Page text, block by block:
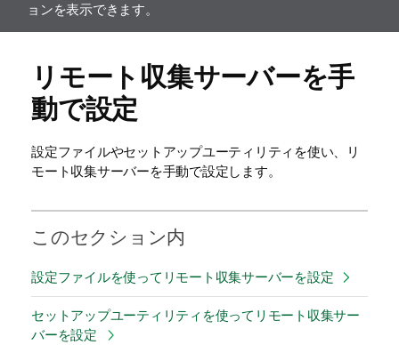
ョンを表示できます。
リモート収集サーバーを手
動で設定
設定ファイルやセットアップユーティリティを使い、リ
モート収集サーバーを手動で設定します。
このセクション内
設定ファイルを使ってリモート収集サーバーを設定
セットアップユーティリティを使ってリモート収集サー
バーを設定